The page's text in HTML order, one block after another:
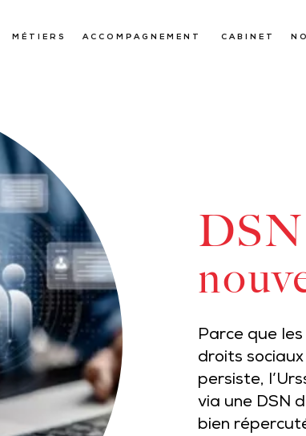
MÉTIERS ACCOMPAGNEMENT CABINET
DSN
Parce que
droits
persiste,
via une DSN
bien